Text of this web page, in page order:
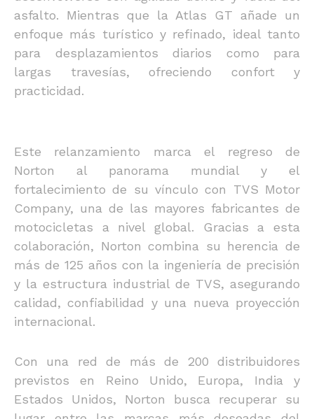
asfalto. Mientras que la Atlas GT añade un
enfoque más turístico y refinado, ideal tanto
para desplazamientos diarios como para
largas travesías, ofreciendo confort y
practicidad.
Este relanzamiento marca el regreso de
Norton al panorama mundial y el
fortalecimiento de su vínculo con TVS Motor
Company, una de las mayores fabricantes de
motocicletas a nivel global. Gracias a esta
colaboración, Norton combina su herencia de
más de 125 años con la ingeniería de precisión
y la estructura industrial de TVS, asegurando
calidad, confiabilidad y una nueva proyección
internacional.
Con una red de más de 200 distribuidores
previstos en Reino Unido, Europa, India y
Estados Unidos, Norton busca recuperar su